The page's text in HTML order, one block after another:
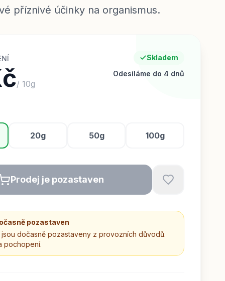
příznivé účinky na organismus.
/ 10g
Skladem
Odesíláme do 4 dnů
20g 50g 100g
Prodej je pozastaven
pozastaven
dočasně pozastaveny z provozních důvodů.
pochopení.